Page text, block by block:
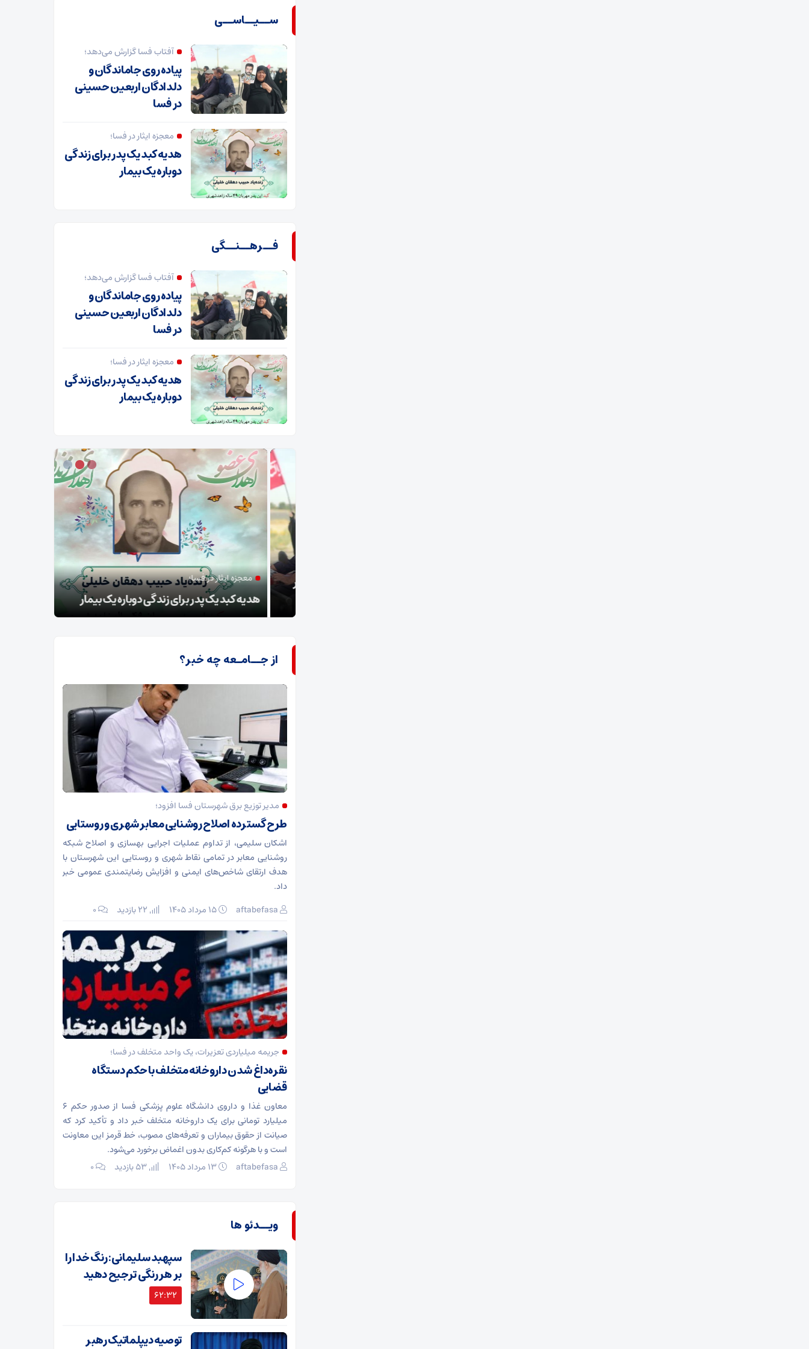
ســیــاســی
آفتاب فسا گزارش می‌دهد؛
پیاده روی جاماندگان و
دلدادگان اربعین حسینی
در فسا
معجزه ایثار در فسا؛
هدیه کبد یک پدر برای زندگی
دوباره یک بیمار
فــرهــنــگی
آفتاب فسا گزارش می‌دهد؛
پیاده روی جاماندگان و
دلدادگان اربعین حسینی
در فسا
معجزه ایثار در فسا؛
هدیه کبد یک پدر برای زندگی
دوباره یک بیمار
معجزه ایثار در فسا؛
هدیه کبد یک پدر برای زندگی دوباره یک بیمار
از جــامـعه چه خبر؟
مدیر توزیع برق شهرستان فسا افزود؛
طرح گسترده اصلاح روشنایی معابر شهری و روستایی
اشکان سلیمی، از تداوم عملیات اجرایی بهسازی و اصلاح شبکه
روشنایی معابر در تمامی نقاط شهری و روستایی این شهرستان با
هدف ارتقای شاخص‌های ایمنی و افزایش رضایتمندی عمومی خبر
داد.
aftabefasa
۰
جریمه میلیاردی تعزیرات، یک واحد متخلف در فسا؛
نقره‌داغ شدن داروخانه متخلف با حکم دستگاه
قضایی
معاون غذا و داروی دانشگاه علوم پزشکی فسا از صدور حکم ۶
میلیارد تومانی برای یک داروخانه متخلف خبر داد و تأکید کرد که
صیانت از حقوق بیماران و تعرفه‌های مصوب، خط قرمز این معاونت
است و با هرگونه کم‌کاری بدون اغماض برخورد می‌شود.
aftabefasa
۰
ویــدئو ها
سپهبد سلیمانی: رنگ خدا را
بر هر رنگی ترجیح دهید
62:32
توصیه دیپلماتیک رهبر